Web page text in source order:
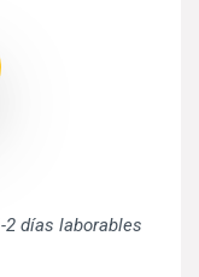
días laborables